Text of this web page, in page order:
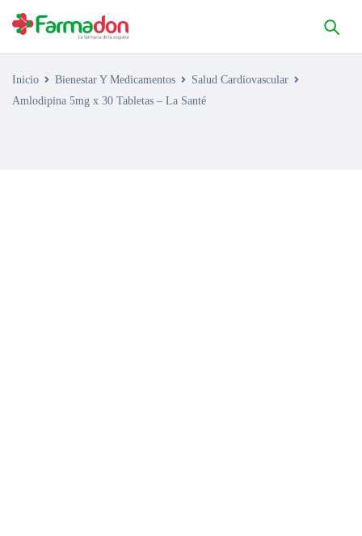
Inicio Bienestar Y Medicamentos
Salud Cardiovascular
Amlodipina 5mg x 30 Tabletas – La Santé